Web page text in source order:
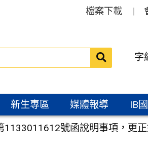
檔案下載
送出 字
新生專區 媒體報導 IB
號函說明事項，更